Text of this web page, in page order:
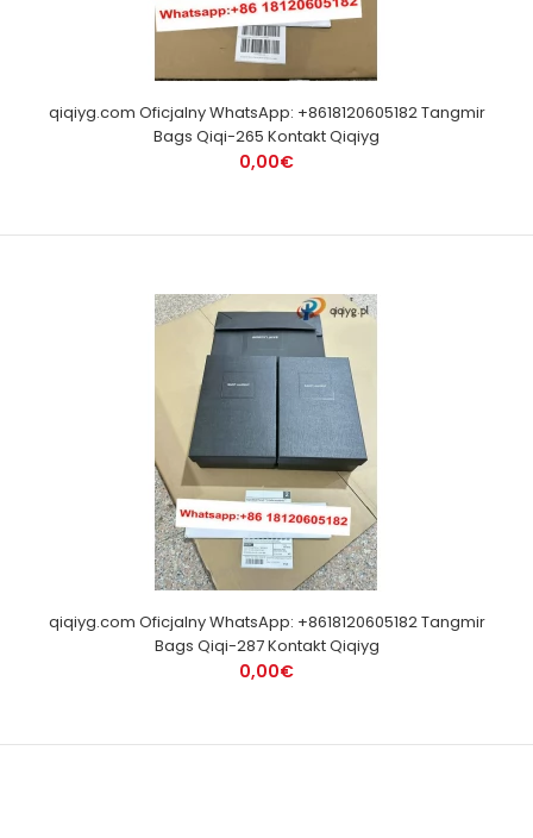
qiqiyg.com Oficjalny WhatsApp: +8618120605182 Tangmir
Bags Qiqi-265 Kontakt Qiqiyg
0,00€
qiqiyg.com Oficjalny WhatsApp: +8618120605182 Tangmir
Bags Qiqi-287 Kontakt Qiqiyg
0,00€